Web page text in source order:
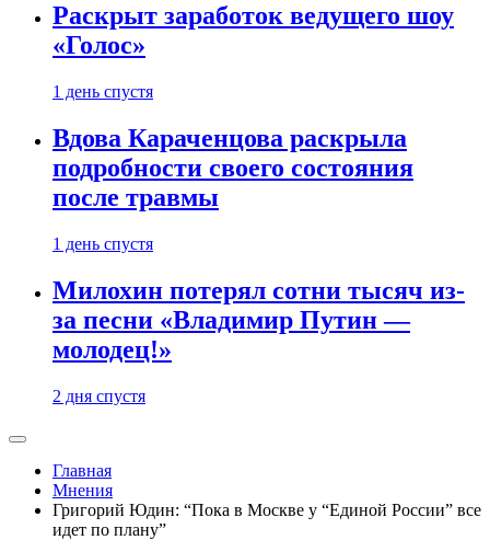
Раскрыт заработок ведущего шоу
«Голос»
1 день спустя
Вдова Караченцова раскрыла
подробности своего состояния
после травмы
1 день спустя
Милохин потерял сотни тысяч из-
за песни «Владимир Путин —
молодец!»
2 дня спустя
Главная
Мнения
Григорий Юдин: “Пока в Москве у “Единой России” все
идет по плану”